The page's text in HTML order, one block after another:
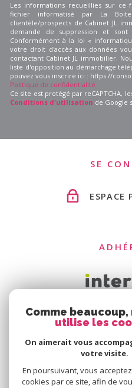
Les informations recueillies sur ce
fichier informatisé par La
clientèle/prospects de Cabinet JL
demande de suppression et sont
Conformément à la loi «
votre droit d'accès aux données
contactant Cabinet JL immobilier.
liste d'opposition au démarchage
pouvez vous inscrire ici : https://
Politique de confidentialité
Ce site est protégé par reCAPTCHA,
Conditions d'utilisation de Google
SE
ESPACE
Comme
utilise les
On aimerait vous
votre visite.
En poursuivant, vous
cookies par ce site, afin de